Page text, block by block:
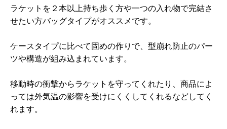
ラケットを２本以上持ち歩く方や一つの入れ物で完結さ
せたい方バッグタイプがオススメです。
ケースタイプに比べて固めの作りで、型崩れ防止のパー
ツや構造が組み込まれています。
移動時の衝撃からラケットを守ってくれたり、商品によ
っては外気温の影響を受けにくくしてくれるなどしてく
れます。